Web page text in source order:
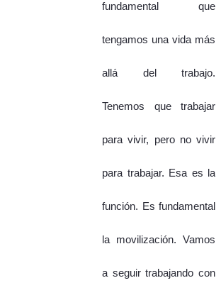
fundamental que
tengamos una vida más
allá del trabajo.
Tenemos que trabajar
para vivir, pero no vivir
para trabajar. Esa es la
función. Es fundamental
la movilización. Vamos
a seguir trabajando con